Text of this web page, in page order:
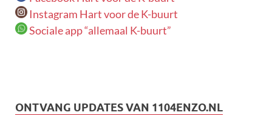
Instagram Hart voor de K-buurt
Sociale app “allemaal K-buurt”
ONTVANG UPDATES VAN 1104ENZO.NL